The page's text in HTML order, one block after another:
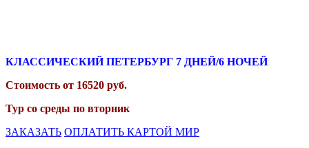
КЛАССИЧЕСКИЙ ПЕТЕРБУРГ 7 ДНЕЙ/6 НОЧЕЙ
Стоимость от 16520 руб.
Тур со среды по вторник
ЗАКАЗАТЬ ОПЛАТИТЬ КАРТОЙ МИР